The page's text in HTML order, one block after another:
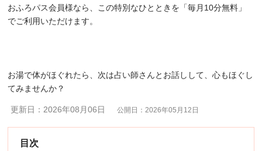
おふろパス会員様なら、この特別なひとときを「毎月10分無料」
でご利用いただけます。
お湯で体がほぐれたら、次は占い師さんとお話しして、心もほぐし
てみませんか？
更新日：2026年08月06日 公開日：2026年05月12日